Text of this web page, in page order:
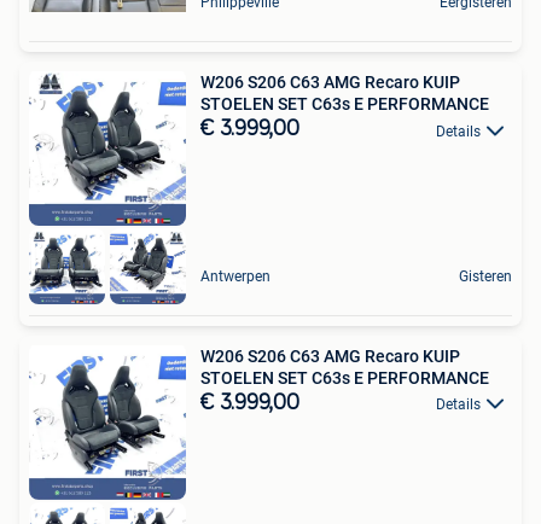
W206 S206 C63 AMG Recaro KUIP
STOELEN SET C63s E PERFORMANCE
€ 3.999,00 Details
Antwerpen Gisteren
W206 S206 C63 AMG Recaro KUIP
STOELEN SET C63s E PERFORMANCE
€ 3.999,00 Details